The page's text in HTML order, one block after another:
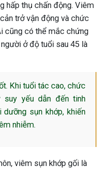
hấp thụ chấn động. Viêm
trở vận động và chức
cũng có thể mắc chứng
ở độ tuổi sau 45 là
Khi tuổi tác cao, chức
suy yếu dẫn đến tinh
dưỡng sụn khớp, khiến
nhiễm.
viêm sụn khớp gối là